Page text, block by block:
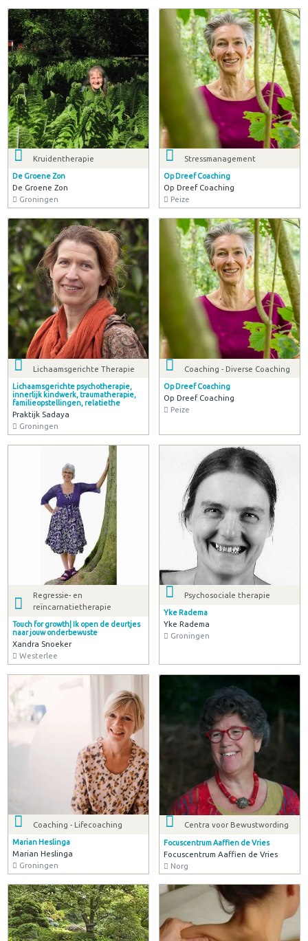
Kruidentherapie
De Groene Zon
De Groene Zon
Groningen
Stressmanagement
Op Dreef Coaching
Op Dreef Coaching
Peize
Lichaamsgerichte Therapie
Lichaamsgerichte psychotherapie,
innerlijk kindwerk, traumatherapie,
familieopstellingen, relatiethe
Praktijk Sadaya
Groningen
Coaching - Diverse Coaching
Op Dreef Coaching
Op Dreef Coaching
Peize
Regressie- en
reïncarnatietherapie
Touch for growth| Ik open de deurtjes
naar jouw onderbewuste
Xandra Snoeker
Westerlee
Psychosociale therapie
Yke Radema
Yke Radema
Groningen
Coaching - Lifecoaching
Marian Heslinga
Marian Heslinga
Groningen
Centra voor Bewustwording
Focuscentrum Aaffien de Vries
Focuscentrum Aaffien de Vries
Norg